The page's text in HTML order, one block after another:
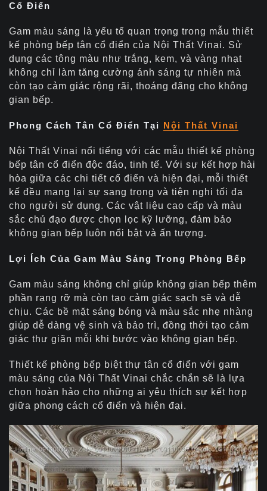
Cổ Điển
Gam màu sáng là yếu tố quan trọng trong mẫu thiết
kế phòng bếp tân cổ điển của Nội Thất Vinai. Sử
dụng các tông màu như trắng, kem, và vàng nhạt
không chỉ làm tăng cường ánh sáng tự nhiên mà
còn tạo cảm giác rộng rãi, thoáng đãng cho không
gian bếp.
Phong Cách Tân Cổ Điển Tại Nội Thất Vinai
Nội Thất Vinai nổi tiếng với các mẫu thiết kế phòng
bếp tân cổ điển độc đáo, tinh tế. Với sự kết hợp hài
hòa giữa các chi tiết cổ điển và hiện đại, mỗi thiết
kế đều mang lại sự sang trọng và tiện nghi tối đa
cho người sử dụng. Các vật liệu cao cấp và màu
sắc chủ đạo được chọn lọc kỹ lưỡng, đảm bảo
không gian bếp luôn nổi bật và ấn tượng.
Lợi Ích Của Gam Màu Sáng Trong Phòng Bếp
Gam màu sáng không chỉ giúp không gian bếp thêm
phần rạng rỡ mà còn tạo cảm giác sạch sẽ và dễ
chịu. Các bề mặt sáng bóng và màu sắc nhẹ nhàng
giúp dễ dàng vệ sinh và bảo trì, đồng thời tạo cảm
giác thư giãn mỗi khi bước vào không gian bếp.
Thiết kế phòng bếp biệt thự tân cổ điển với gam
màu sáng của Nội Thất Vinai chắc chắn sẽ là lựa
chọn hoàn hảo cho những ai yêu thích sự kết hợp
giữa phong cách cổ điển và hiện đại.